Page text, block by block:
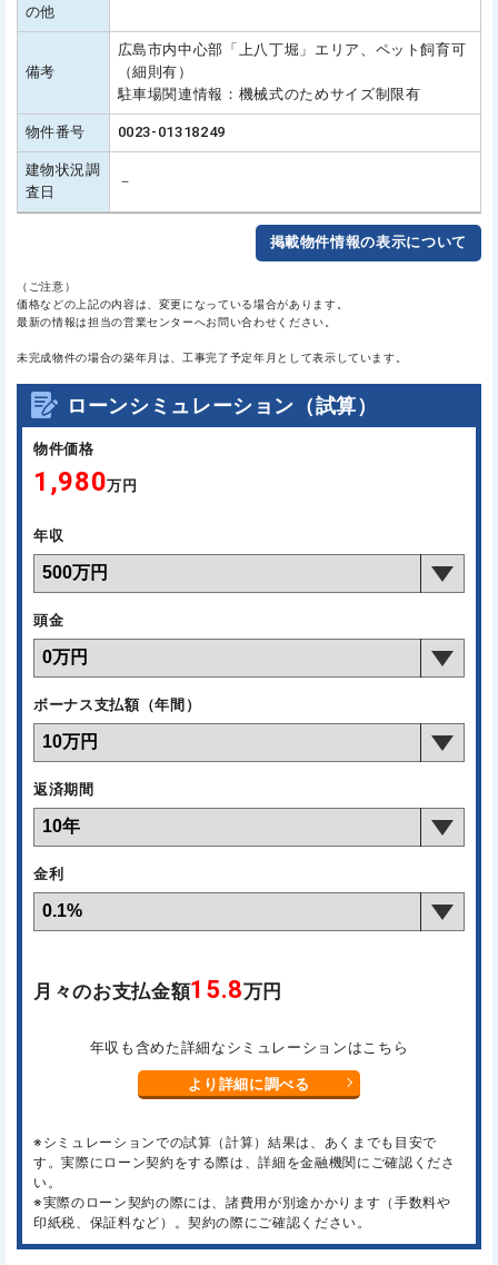
の他
備考
広島市内中心部「上八丁堀」エリア、ペット飼育可
（細則有）
駐車場関連情報：機械式のためサイズ制限有
物件番号 0023-01318249
建物状況調
査日
－
掲載物件情報の表示について
（ご注意）
価格などの上記の内容は、変更になっている場合があります。
最新の情報は担当の営業センターへお問い合わせください。
未完成物件の場合の築年月は、工事完了予定年月として表示しています。
ローンシミュレーション（試算）
物件価格
1,980万円
年収
頭金
ボーナス支払額（年間）
返済期間
金利
月々のお支払金額15.8万円
年収も含めた詳細なシミュレーションはこちら
より詳細に調べる
※シミュレーションでの試算（計算）結果は、あくまでも目安で
す。実際にローン契約をする際は、詳細を金融機関にご確認くださ
い。
※実際のローン契約の際には、諸費用が別途かかります（手数料や
印紙税、保証料など）。契約の際にご確認ください。